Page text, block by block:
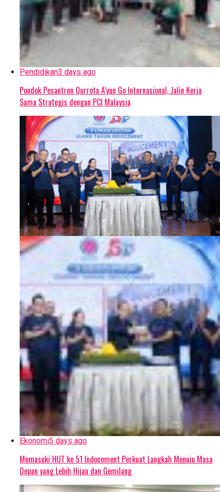
Pendidikan3 days ago
Pondok Pesantren Qurrota A’yun Go Internasional, Jalin Kerja
Sama Strategis dengan PCI Malaysia
Ekonomi5 days ago
Memasuki HUT ke 51 Indocement Perkuat Langkah Menuju Masa
Depan yang Lebih Hijau dan Gemilang